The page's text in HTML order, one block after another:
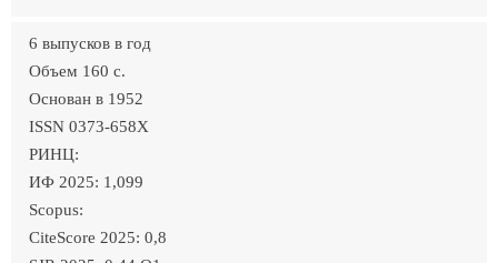
6 выпусков в год
Объем 160 c.
Основан в 1952
ISSN 0373-658X
РИНЦ:
ИФ 2025: 1,099
Scopus:
CiteScore 2025: 0,8